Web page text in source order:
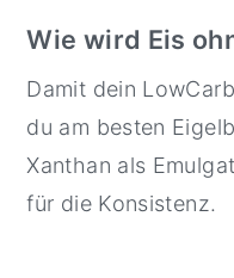
Wie wird Eis
Damit dein
du am besten
Xanthan als
für die Konsistenz.